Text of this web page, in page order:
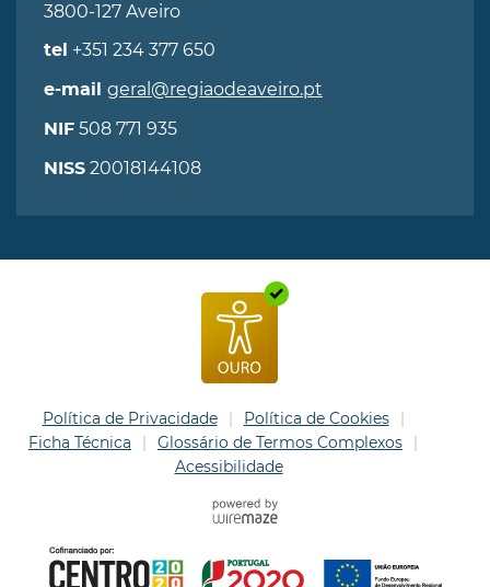
3800-127 Aveiro
tel +351 234 377 650
e-mail geral@regiaodeaveiro.pt
NIF 508 771 935
NISS 20018144108
Política de Privacidade
Política de Cookies
Ficha Técnica
Glossário de Termos Complexos
Acessibilidade